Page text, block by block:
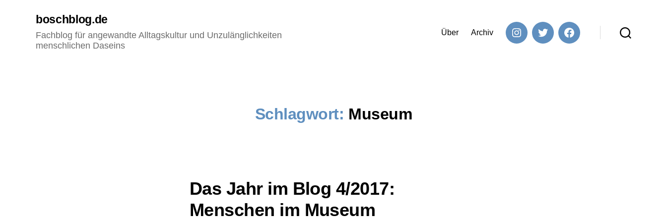
boschblog.de
Fachblog für angewandte Alltagskultur und Unzulänglichkeiten
menschlichen Daseins
Über Archiv InstagramTwitter Facebook
Schlagwort: Museum
Das Jahr im Blog 4/2017:
Menschen im Museum